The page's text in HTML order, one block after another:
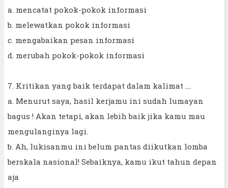
a. mencatat pokok-pokok informasi
b. melewatkan pokok informasi
c. mengabaikan pesan informasi
d. merubah pokok-pokok informasi
7. Kritikan yang baik terdapat dalam kalimat ….
a. Menurut saya, hasil kerjamu ini sudah lumayan
bagus ! Akan tetapi, akan lebih baik jika kamu mau
mengulanginya lagi.
b. Ah, lukisanmu ini belum pantas diikutkan lomba
berskala nasional! Sebaiknya, kamu ikut tahun depan
aja